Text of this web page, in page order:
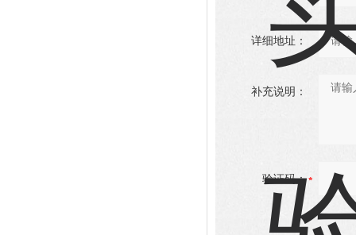
详细地址：
补充说明：
验证码：